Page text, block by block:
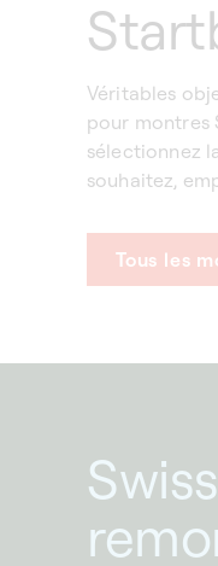
Véritables
pour montres
sélectionnez
souhaitez,
Tous les